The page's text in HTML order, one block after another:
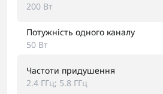
200 Вт
Потужність одного каналу
50 Вт
Частоти придушення
2.4 ГГц; 5.8 ГГц